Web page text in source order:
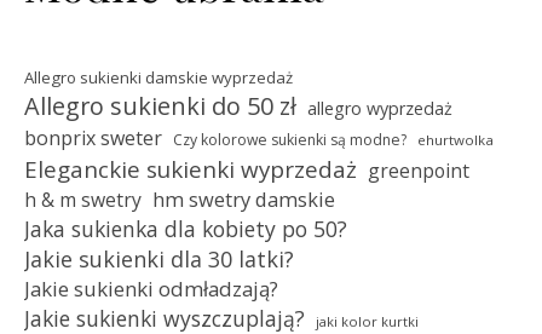
Allegro sukienki damskie wyprzedaż
Allegro sukienki do 50 zł allegro wyprzedaż
bonprix sweter Czy kolorowe sukienki są modne? ehurtwolka
Eleganckie sukienki wyprzedaż greenpoint
h & m swetry hm swetry damskie
Jaka sukienka dla kobiety po 50?
Jakie sukienki dla 30 latki?
Jakie sukienki odmładzają?
Jakie sukienki wyszczuplają? jaki kolor kurtki